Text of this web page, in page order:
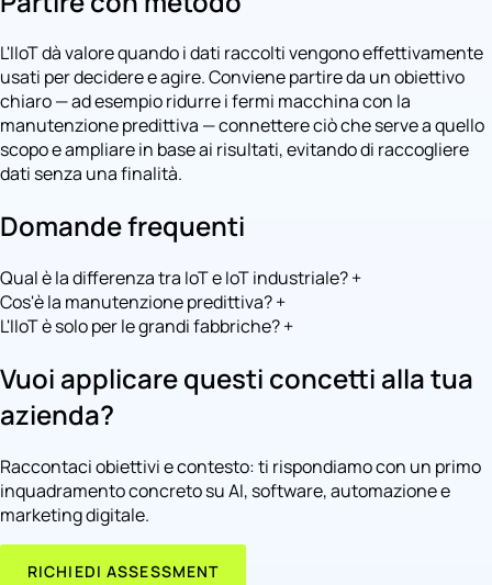
L'IIoT dà valore quando i dati raccolti vengono effettivamente
usati per decidere e agire. Conviene partire da un obiettivo
chiaro — ad esempio ridurre i fermi macchina con la
manutenzione predittiva — connettere ciò che serve a quello
scopo e ampliare in base ai risultati, evitando di raccogliere
dati senza una finalità.
Domande frequenti
Qual è la differenza tra IoT e IoT industriale?+
Cos'è la manutenzione predittiva?+
L'IIoT è solo per le grandi fabbriche?+
Vuoi applicare questi concetti alla tua
azienda?
Raccontaci obiettivi e contesto: ti rispondiamo con un primo
inquadramento concreto su AI, software, automazione e
marketing digitale.
RICHIEDI ASSESSMENT